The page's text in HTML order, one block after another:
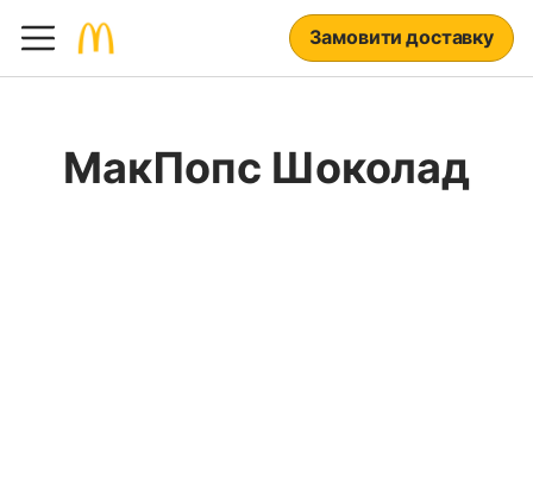
Замовити доставку
МакПопс Шоколад